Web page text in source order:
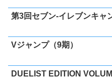
第3回セブン-イレブンキャ
Vジャンプ（9期）
DUELIST EDITION